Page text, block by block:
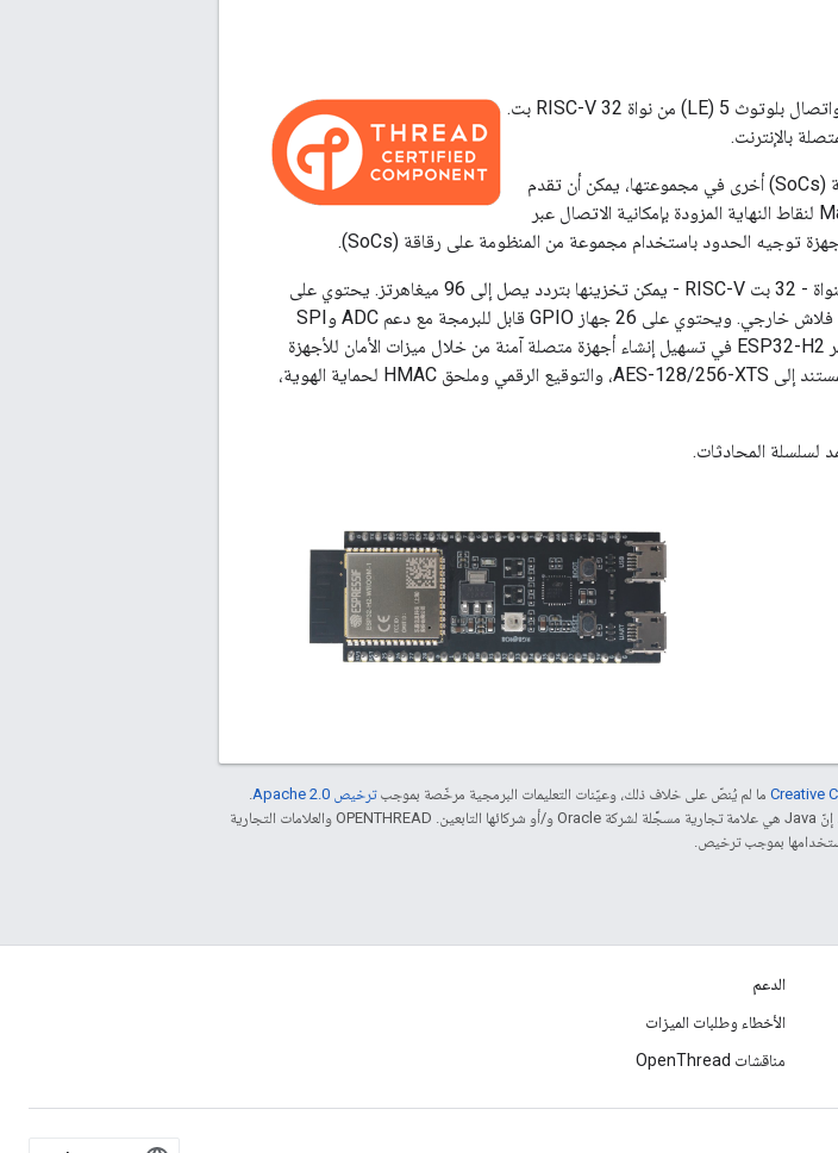
يتوفر مع ESP32-H2 راديو IEEE 802.15.4 مدمج واتصال بلوتوث 5 (LE) من نواة RISC-V 32 بت.
بالإنترنت.
ومن خلال ESP32-H2 وغيرها من منظومة على رقاقة (SoCs) أخرى في مجموعتها، يمكن أن تقدم
Espressif مجموعة كاملة من حلول بروتوكول Matter لنقاط النهاية المزودة بإمكانية الاتصال عبر
يحتوي ESP32-H2 على وحدة تحكم دقيقة أحادي النواة - 32 بت RISC-V - يمكن تخزينها بتردد يصل إلى 96 ميغاهرتز. يحتوي على
ذاكرة وصول عشوائي سعتها 256 كيلوبايت ويعمل مع فلاش خارجي. ويحتوي على 26 جهاز GPIO قابل للبرمجة مع دعم ADC وSPI
وUART وI2C وI2S وRMT وGDMA وPWM. يستمر ESP32-H2 في تسهيل إنشاء أجهزة متصلة آمنة من خلال ميزات الأمان للأجهزة
مثل التشغيل الآمن المستند إلى ECC، وتشفير AES المستند إلى AES-128/256-XTS، والتوقيع الرقمي وملحق HMAC لحماية الهوية،
ما لم يُنصّ على خلاف ذلك، وعيّنات التعليمات البرمجية مرخّصة بموجبترخيص Apache 2.0‏
. إنّ Java هي علامة تجارية مسجَّلة لشركة Oracle و/أو شركائها التابعين. ‫OPENTHREAD والعلامات التجارية
الدعم
الأخطاء وطلبات الميزات
مناقشات OpenThread